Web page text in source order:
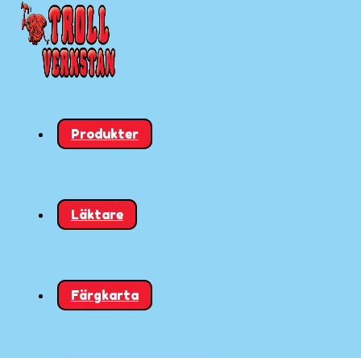
Produkter
Läktare
Färgkarta